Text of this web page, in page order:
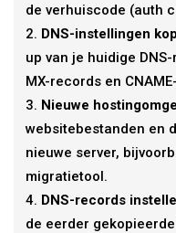
de verhuiscode (auth
DNS-instellingen
up van je huidige
MX-records en
Nieuwe
websitebestanden en
nieuwe server,
migratietool.
DNS-records
de eerder